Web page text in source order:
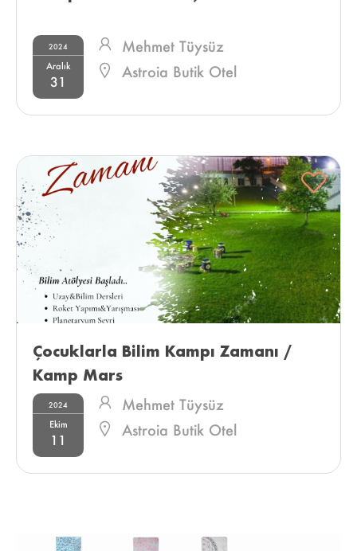
2024
Aralık
31
Mehmet Tüysüz
Astroia Butik Otel
Çocuklarla Bilim Kampı Zamanı /
Kamp Mars
2024
Ekim
11
Mehmet Tüysüz
Astroia Butik Otel